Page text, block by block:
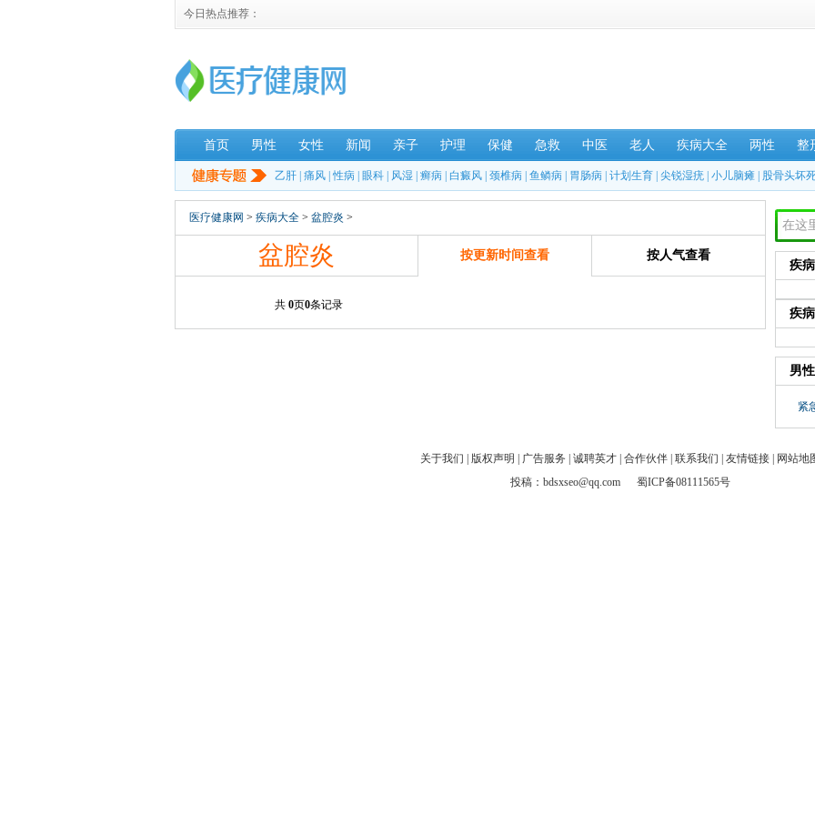
今日热点推荐：
首页 男性 女性 新闻 亲子 护理 保健 急救 中医 老人 疾病大全 两性 整
乙肝 痛风 |性病 眼科 风湿 癣病 白癜风 颈椎病 鱼鳞病 胃肠病 计划生育 尖锐湿疣 小儿脑瘫 股骨头坏
医疗健康网 > 疾病大全 > 盆腔炎 >
盆腔炎 按更新时间查看 按人气查看
共 0页0条记录
疾
疾
男
紧
关于我们 版权声明 广告服务 诚聘英才 合作伙伴 联系我们 友情链接
网站地
投稿：bdsxseo@qq.com
蜀ICP备08111565号